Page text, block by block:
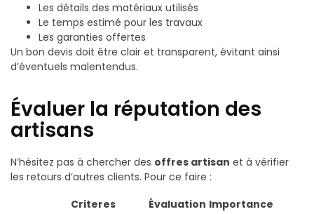
Les détails des matériaux utilisés
Le temps estimé pour les travaux
Les garanties offertes
Un bon devis doit être clair et transparent, évitant ainsi
d’éventuels malentendus.
Évaluer la réputation des
artisans
N’hésitez pas à chercher des offres artisan et à vérifier
les retours d’autres clients. Pour ce faire :
Criteres
Évaluation Importance